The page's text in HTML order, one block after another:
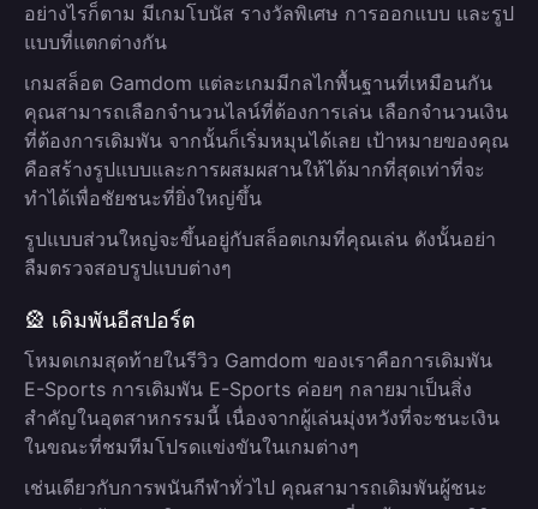
อย่างไรก็ตาม มีเกมโบนัส รางวัลพิเศษ การออกแบบ และรูป
แบบที่แตกต่างกัน
เกมสล็อต Gamdom แต่ละเกมมีกลไกพื้นฐานที่เหมือนกัน
คุณสามารถเลือกจำนวนไลน์ที่ต้องการเล่น เลือกจำนวนเงิน
ที่ต้องการเดิมพัน จากนั้นก็เริ่มหมุนได้เลย เป้าหมายของคุณ
คือสร้างรูปแบบและการผสมผสานให้ได้มากที่สุดเท่าที่จะ
ทำได้เพื่อชัยชนะที่ยิ่งใหญ่ขึ้น
รูปแบบส่วนใหญ่จะขึ้นอยู่กับสล็อตเกมที่คุณเล่น ดังนั้นอย่า
ลืมตรวจสอบรูปแบบต่างๆ
🎡 เดิมพันอีสปอร์ต
โหมดเกมสุดท้ายในรีวิว Gamdom ของเราคือการเดิมพัน
E-Sports การเดิมพัน E-Sports ค่อยๆ กลายมาเป็นสิ่ง
สำคัญในอุตสาหกรรมนี้ เนื่องจากผู้เล่นมุ่งหวังที่จะชนะเงิน
ในขณะที่ชมทีมโปรดแข่งขันในเกมต่างๆ
เช่นเดียวกับการพนันกีฬาทั่วไป คุณสามารถเดิมพันผู้ชนะ